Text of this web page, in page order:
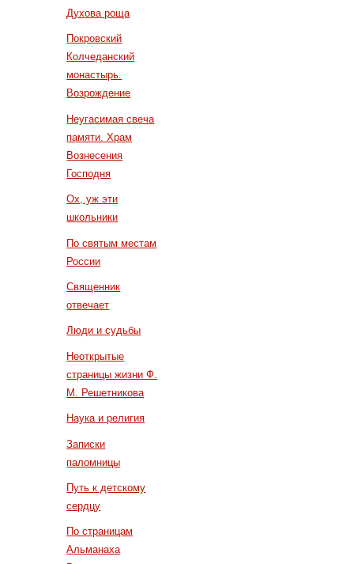
Духова роща
Покровский
Колчеданский
монастырь.
Возрождение
Неугасимая свеча
памяти. Храм
Вознесения
Господня
Ох, уж эти
школьники
По святым местам
России
Священник
отвечает
Люди и судьбы
Неоткрытые
страницы жизни Ф.
М. Решетникова
Наука и религия
Записки
паломницы
Путь к детскому
сердцу
По страницам
Альманаха